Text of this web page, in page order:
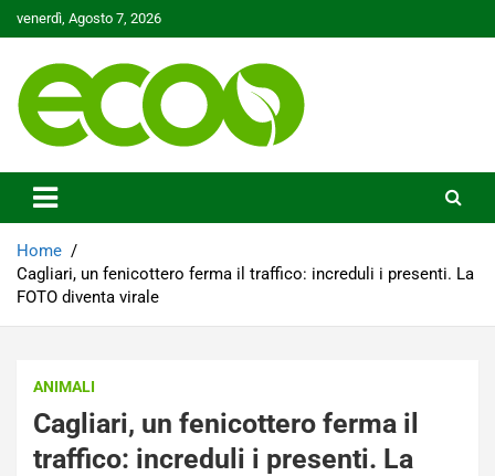
to
venerdì, Agosto 7, 2026
Ecoo.it
Home
Cagliari, un fenicottero ferma il traffico: increduli i presenti. La
FOTO diventa virale
ANIMALI
Cagliari, un fenicottero ferma il
traffico: increduli i presenti. La